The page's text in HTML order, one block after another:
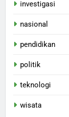
investigasi
nasional
pendidikan
politik
teknologi
wisata